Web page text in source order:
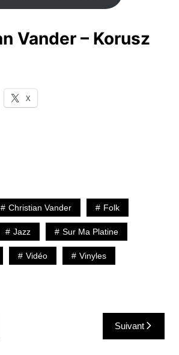
Vander – Korusz
X
Christian Vander Folk
Jazz Sur Ma Platine
Vidéo Vinyles
Suivant